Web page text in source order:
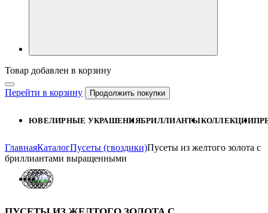
Товар добавлен в корзину
Перейти в корзину Продолжить покупки
ЮВЕЛИРНЫЕ УКРАШЕНИЯБРИЛЛИАНТЫКОЛЛЕКЦИИ
ГлавнаяКаталогПусеты (гвоздики)Пусеты из желтого золота с
бриллиантами выращенными